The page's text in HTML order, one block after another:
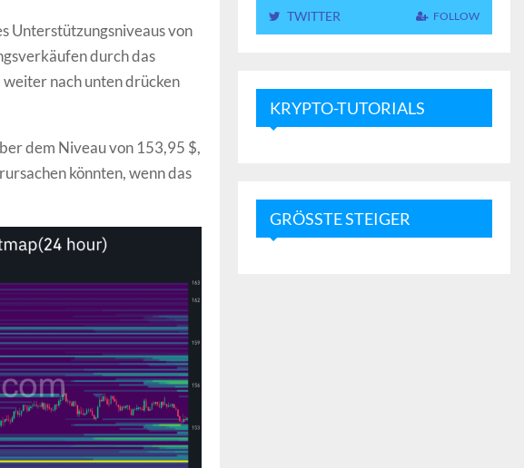
Unterstützungsniveaus von
durch das
weiter nach unten drücken
dem Niveau von 153,95 $,
könnten, wenn das
TWITTER FOLLOW
KRYPTO-TUTORIALS
GRÖSSTE STEIGER